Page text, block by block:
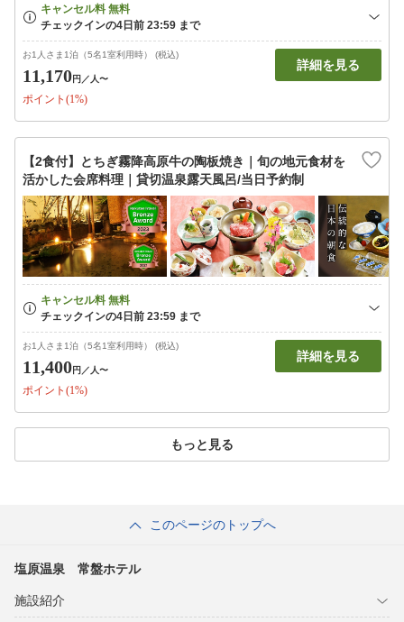
お1人さま1泊（5名1室利用時） (税込)
11,170円 ／人〜
ポイント(1%)
詳細を見る
【2食付】とちぎ霧降高原牛の陶板焼き｜旬の地元食材を
活かした会席料理｜貸切温泉露天風呂/当日予約制
お1人さま1泊（5名1室利用時） (税込)
11,400円 ／人〜
ポイント(1%)
詳細を見る
もっと見る
このページのトップへ
塩原温泉 常盤ホテル
施設紹介